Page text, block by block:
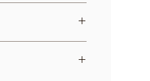
少24小时向
我们的工作人员将尽
订以及参加注意事项